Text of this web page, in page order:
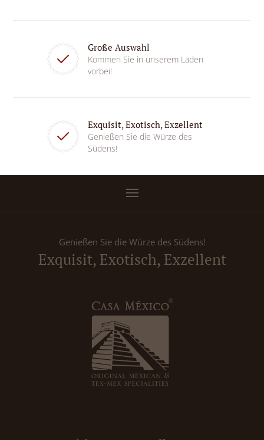
Große Auswahl
Kommen Sie in unserem Laden
vorbei!
Exquisit, Exotisch, Exzellent
Genießen Sie die Würze des
Südens!
Genießen Sie die Würze des Südens!
Exquisit, Exotisch, Exzellent